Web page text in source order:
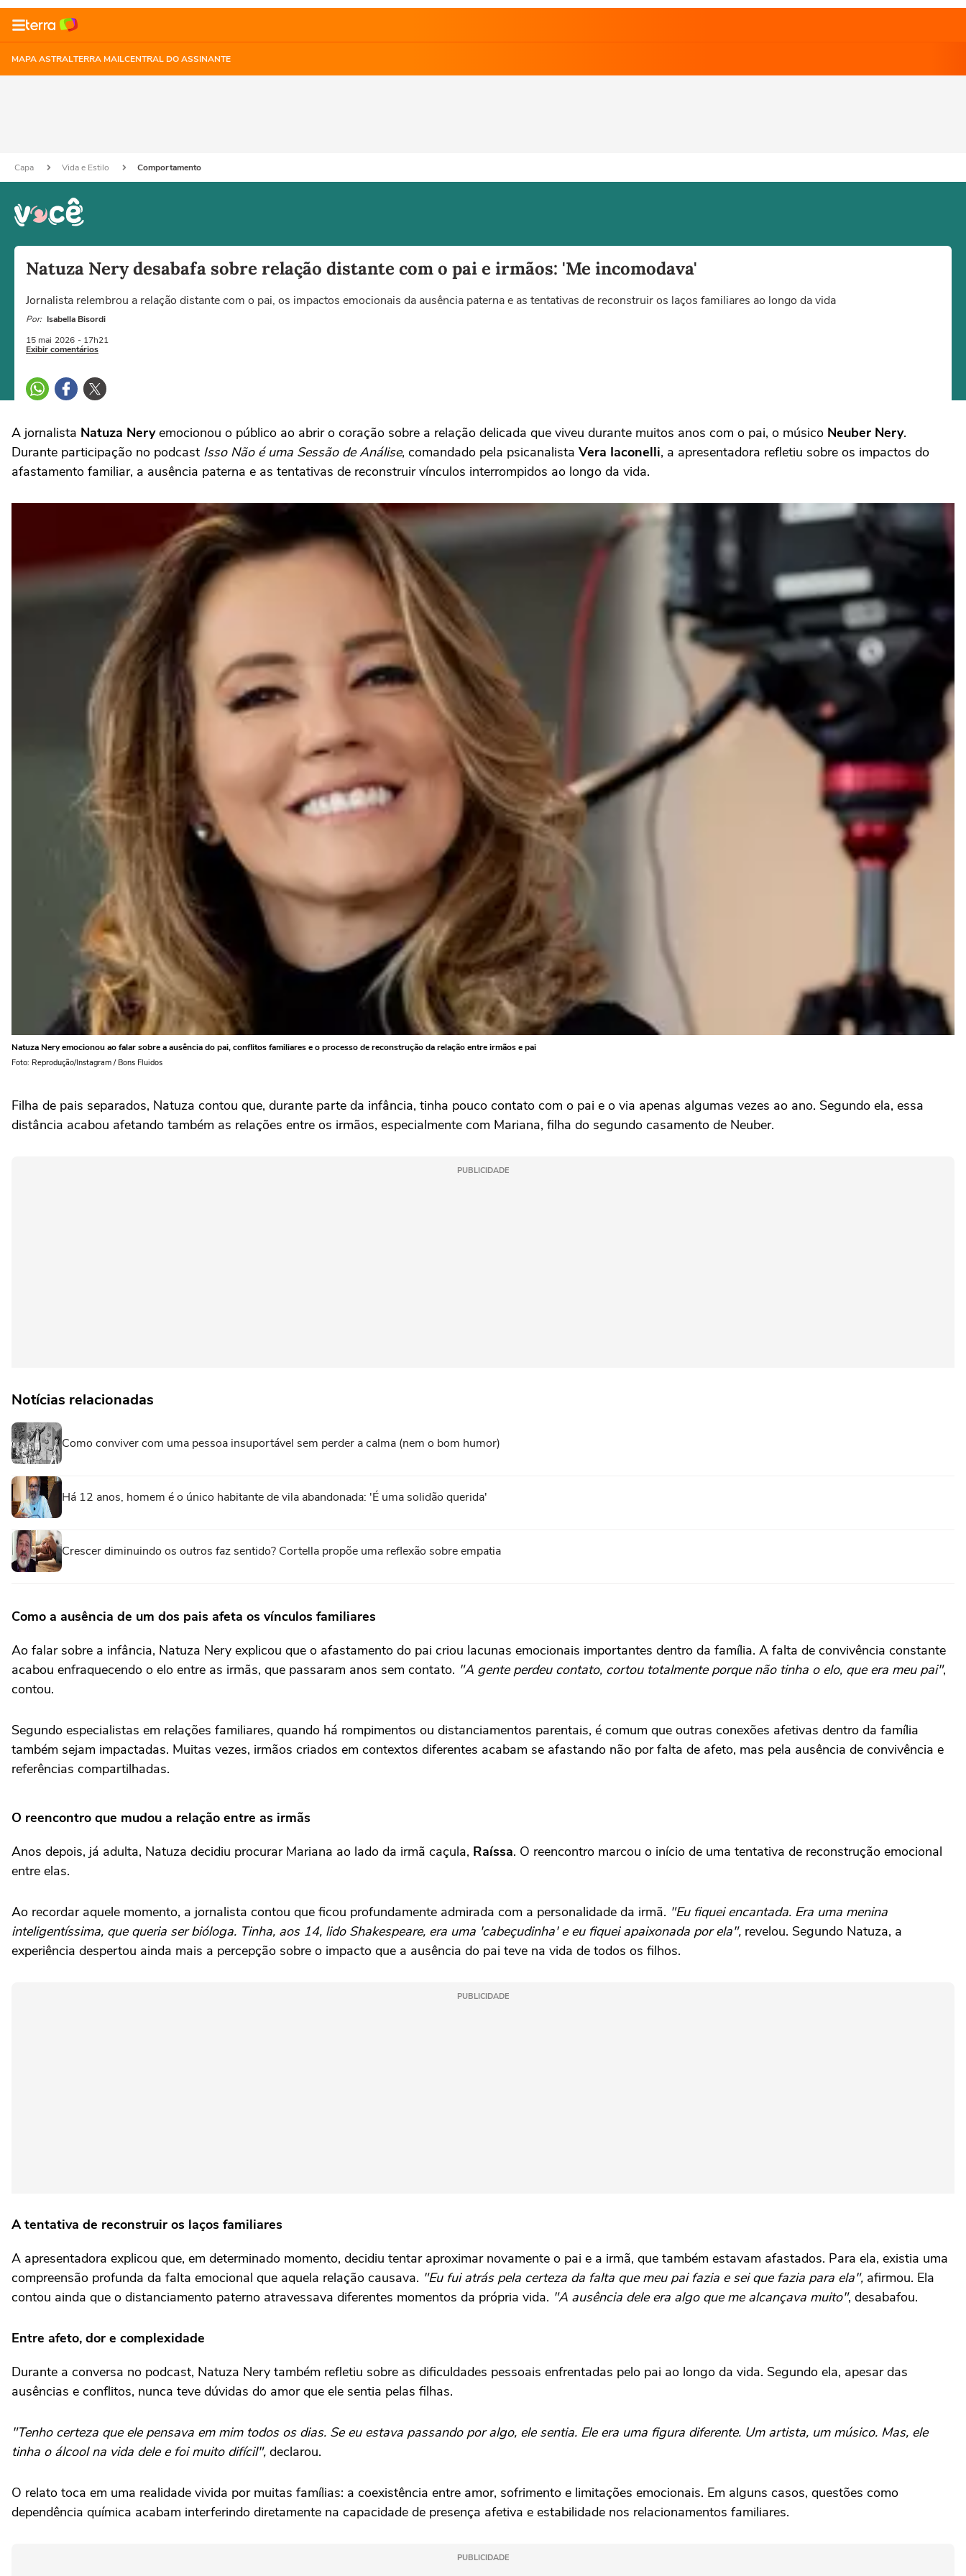
MAPA ASTRALTERRA MAILCENTRAL DO ASSINANTE
Capa Vida e Estilo Comportamento
Natuza Nery desabafa sobre relação distante com o pai e irmãos: 'Me incomodava'
Jornalista relembrou a relação distante com o pai, os impactos emocionais da ausência paterna e as tentativas de reconstruir os laços familiares ao longo da vida
Por: Isabella Bisordi
15 mai 2026 - 17h21
Exibir comentários
A jornalista Natuza Neryemocionou o público ao abrir o coração sobre a relação delicada que viveu durante muitos anos com o pai, o músico Neuber Nery.
Durante participação no podcast Isso Não é uma Sessão de Análise, comandado pela psicanalista Vera Iaconelli, a apresentadora refletiu sobre os impactos do
afastamento familiar, a ausência paterna e as tentativas de reconstruir vínculos interrompidos ao longo da vida.
Natuza Nery emocionou ao falar sobre a ausência do pai, conflitos familiares e o processo de reconstrução da relação entre irmãos e pai
Foto: Reprodução/Instagram / Bons Fluidos
Filha de pais separados, Natuza contou que, durante parte da infância, tinha pouco contato com o pai e o via apenas algumas vezes ao ano. Segundo ela, essa
distância acabou afetando também as relações entre os irmãos, especialmente com Mariana, filha do segundo casamento de Neuber.
PUBLICIDADE
Notícias relacionadas
Como conviver com uma pessoa insuportável sem perder a calma (nem o bom humor)
Há 12 anos, homem é o único habitante de vila abandonada: 'É uma solidão querida'
Crescer diminuindo os outros faz sentido? Cortella propõe uma reflexão sobre empatia
Como a ausência de um dos pais afeta os vínculos familiares
Ao falar sobre a infância, Natuza Nery explicou que o afastamento do pai criou lacunas emocionais importantes dentro da família. A falta de convivência constante
acabou enfraquecendo o elo entre as irmãs, que passaram anos sem contato. "A gente perdeu contato, cortou totalmente porque não tinha o elo, que era meu pai",
contou.
Segundo especialistas em relações familiares, quando há rompimentos ou distanciamentos parentais, é comum que outras conexões afetivas dentro da família
também sejam impactadas. Muitas vezes, irmãos criados em contextos diferentes acabam se afastando não por falta de afeto, mas pela ausência de convivência e
referências compartilhadas.
O reencontro que mudou a relação entre as irmãs
Anos depois, já adulta, Natuza decidiu procurar Mariana ao lado da irmã caçula, Raíssa. O reencontro marcou o início de uma tentativa de reconstrução emocional
entre elas.
Ao recordar aquele momento, a jornalista contou que ficou profundamente admirada com a personalidade da irmã. "Eu fiquei encantada. Era uma menina
inteligentíssima, que queria ser bióloga. Tinha, aos 14, lido Shakespeare, era uma 'cabeçudinha' e eu fiquei apaixonada por ela", revelou. Segundo Natuza, a
experiência despertou ainda mais a percepção sobre o impacto que a ausência do pai teve na vida de todos os filhos.
PUBLICIDADE
A tentativa de reconstruir os laços familiares
A apresentadora explicou que, em determinado momento, decidiu tentar aproximar novamente o pai e a irmã, que também estavam afastados. Para ela, existia uma
compreensão profunda da falta emocional que aquela relação causava. "Eu fui atrás pela certeza da falta que meu pai fazia e sei que fazia para ela", afirmou. Ela
contou ainda que o distanciamento paterno atravessava diferentes momentos da própria vida. "A ausência dele era algo que me alcançava muito", desabafou.
Entre afeto, dor e complexidade
Durante a conversa no podcast, Natuza Nery também refletiu sobre as dificuldades pessoais enfrentadas pelo pai ao longo da vida. Segundo ela, apesar das
ausências e conflitos, nunca teve dúvidas do amor que ele sentia pelas filhas.
"Tenho certeza que ele pensava em mim todos os dias. Se eu estava passando por algo, ele sentia. Ele era uma figura diferente. Um artista, um músico. Mas, ele
tinha o álcool na vida dele e foi muito difícil", declarou.
O relato toca em uma realidade vivida por muitas famílias: a coexistência entre amor, sofrimento e limitações emocionais. Em alguns casos, questões como
dependência química acabam interferindo diretamente na capacidade de presença afetiva e estabilidade nos relacionamentos familiares.
PUBLICIDADE